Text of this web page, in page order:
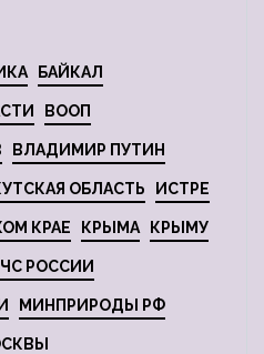
БАЙКАЛ
ВООП
ВЛАДИМИР ПУТИН
ОБЛАСТЬ ИСТРЕ
КРАЕ КРЫМА КРЫМУ
РОССИИ
МИНПРИРОДЫ РФ